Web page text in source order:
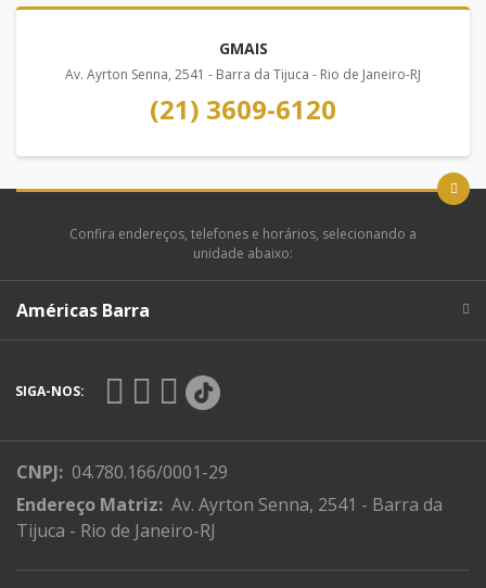
GMAIS
Av. Ayrton Senna, 2541 - Barra da Tijuca - Rio de Janeiro-RJ
(21) 3609-6120
Confira endereços, telefones e horários, selecionando a
unidade abaixo:
Américas Barra
SIGA-NOS:
CNPJ: 04.780.166/0001-29
Endereço Matriz: Av. Ayrton Senna, 2541 - Barra da
Tijuca - Rio de Janeiro-RJ